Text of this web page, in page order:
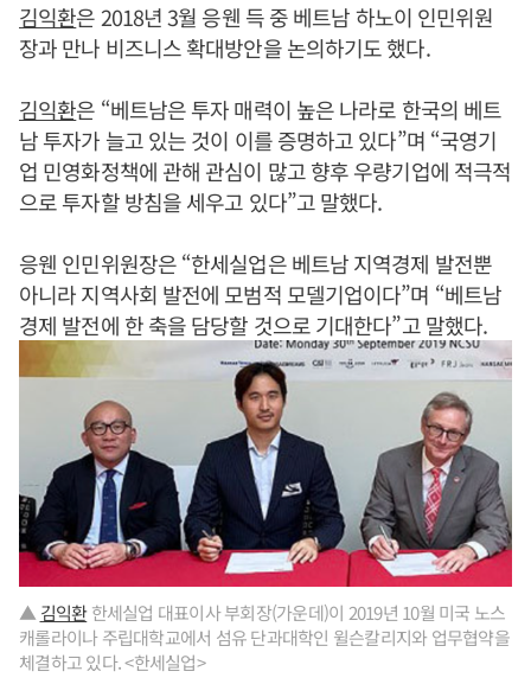
김익환은 2018년 3월 응웬 득 중 베트남 하노이 인민위원
장과 만나 비즈니스 확대방안을 논의하기도 했다.
김익환은 “베트남은 투자 매력이 높은 나라로 한국의 베트
남 투자가 늘고 있는 것이 이를 증명하고 있다”며 “국영기
업 민영화정책에 관해 관심이 많고 향후 우량기업에 적극적
으로 투자할 방침을 세우고 있다”고 말했다.
응웬 인민위원장은 “한세실업은 베트남 지역경제 발전뿐
아니라 지역사회 발전에 모범적 모델기업이다”며 “베트남
경제 발전에 한 축을 담당할 것으로 기대한다”고 말했다.
▲ 김익환한세실업 대표이사 부회장(가운데)이 2019년 10월 미국 노스
캐롤라이나 주립대학교에서 섬유 단과대학인 윌슨칼리지와 업무협약을
체결하고 있다. <한세실업>